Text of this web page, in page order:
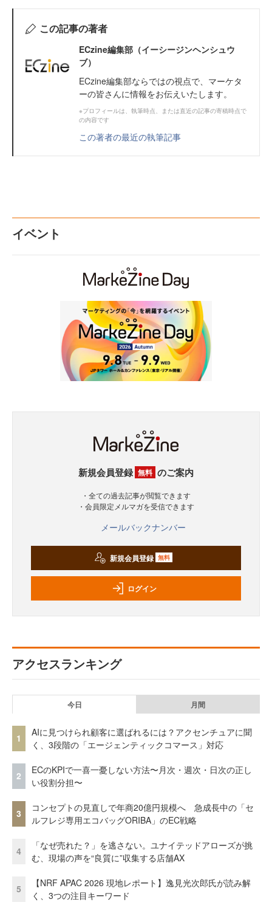
この記事の著者
ECzine編集部（イーシージンヘンシュウ
ブ）
ECzine編集部ならではの視点で、マーケタ
ーの皆さんに情報をお伝えいたします。
※プロフィールは、執筆時点、または直近の記事の寄稿時点で
の内容です
この著者の最近の執筆記事
イベント
新規会員登録 無料 のご案内
・全ての過去記事が閲覧できます
・会員限定メルマガを受信できます
メールバックナンバー
新規会員登録 無料
ログイン
アクセスランキング
今日 月間
1
AIに見つけられ顧客に選ばれるには？アクセンチュアに聞
く、3段階の「エージェンティックコマース」対応
2
ECのKPIで一喜一憂しない方法〜月次・週次・日次の正し
い役割分担〜
3
コンセプトの見直しで年商20億円規模へ 急成長中の「セ
ルフレジ専用エコバッグORIBA」のEC戦略
4
「なぜ売れた？」を逃さない。ユナイテッドアローズが挑
む、現場の声を“良質に”収集する店舗AX
5
【NRF APAC 2026 現地レポート】逸見光次郎氏が読み解
く、3つの注目キーワード